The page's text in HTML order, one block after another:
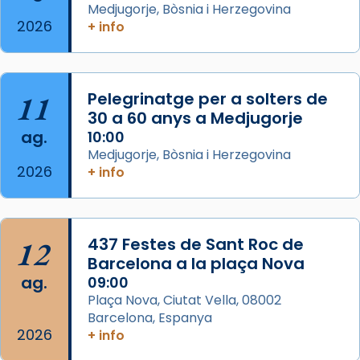
del Sant Pare Lleó XIV a Barcelona, i als
col·laboradors, a la Catedral de Barcelona.
L’arquebisbe de Barcelona, el cardenal Joan
Josep Omella, ha presidit la missa i l’ha
concelebrat el bisbe auxiliar de Barcelona,
Mons. David Abadías.
📸 Dr. G. Simón
Photo
View on Facebook · Share
Arquebisbat de Barcelona
2 weeks ago
Memòria de les santes Juliana i
Semproniana, verges i màrtirs.
Acompanyant la història de sant Cugat, a
2026
Medjugorje, Bòsnia i Herzegovina
+ info
11
ag.
2026
Pelegrinatge per a solters de
30 a 60 anys a Medjugorje
10:00
Medjugorje, Bòsnia i Herzegovina
+ info
12
ag.
2026
437 Festes de Sant Roc de
Barcelona a la plaça Nova
09:00
Plaça Nova, Ciutat Vella, 08002
Barcelona, Espanya
+ info